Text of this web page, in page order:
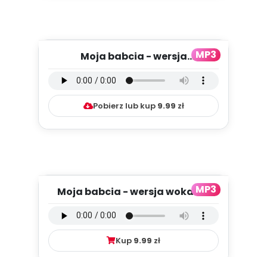
MP3
Moja babcia - wersja
Pobierz lub kup 9.99 zł
MP3
Moja babcia - wersja wokalna
Kup 9.99 zł